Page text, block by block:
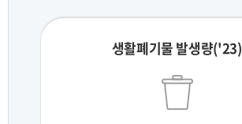
생활폐기물 발생량('23)